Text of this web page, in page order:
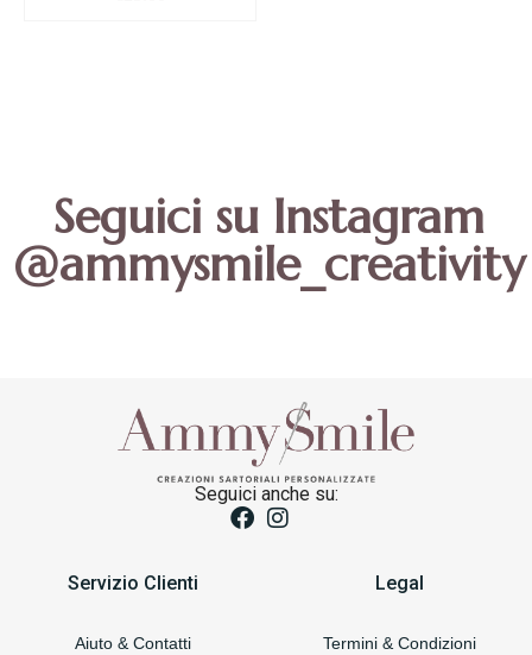
Seguici su Instagram
@ammysmile_creativity
Seguici anche su:
Servizio Clienti
Aiuto & Contatti
Legal
Termini & Condizioni